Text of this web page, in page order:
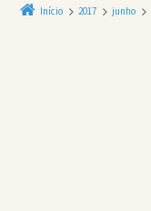
Início 2017 junho